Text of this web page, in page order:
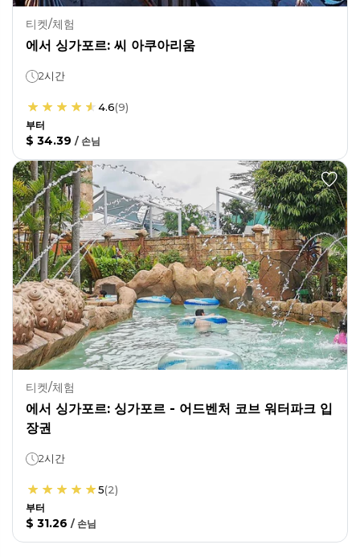
티켓/체험
에서 싱가포르: 씨 아쿠아리움
2시간
4.6(9)
부터
$ 34.39 / 손님
티켓/체험
에서 싱가포르: 싱가포르 - 어드벤처 코브 워터파크 입
장권
2시간
5(2)
부터
$ 31.26 / 손님